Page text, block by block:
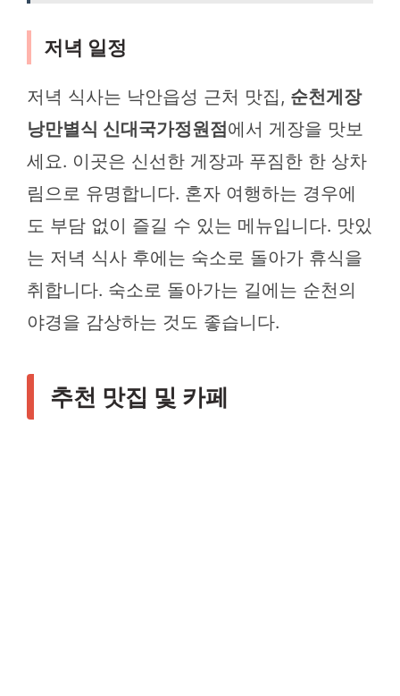
저녁 일정
저녁 식사는 낙안읍성 근처 맛집, 순천게장
낭만별식 신대국가정원점 에서 게장을 맛보
세요. 이곳은 신선한 게장과 푸짐한 한 상차
림으로 유명합니다. 혼자 여행하는 경우에
도 부담 없이 즐길 수 있는 메뉴입니다. 맛있
는 저녁 식사 후에는 숙소로 돌아가 휴식을
취합니다. 숙소로 돌아가는 길에는 순천의
야경을 감상하는 것도 좋습니다.
추천 맛집 및 카페